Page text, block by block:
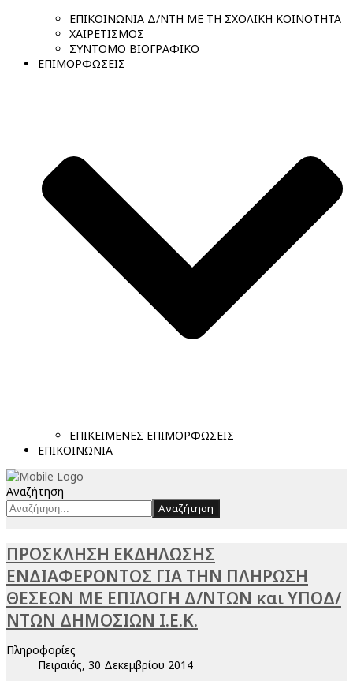
ΕΠΙΚΟΙΝΩΝΙΑ Δ/ΝΤΗ ΜΕ ΤΗ ΣΧΟΛΙΚΗ ΚΟΙΝΟΤΗΤΑ
ΧΑΙΡΕΤΙΣΜΟΣ
ΣΥΝΤΟΜΟ ΒΙΟΓΡΑΦΙΚΟ
ΕΠΙΜΟΡΦΩΣΕΙΣ
ΕΠΙΚΕΙΜΕΝΕΣ ΕΠΙΜΟΡΦΩΣΕΙΣ
ΕΠΙΚΟΙΝΩΝΙΑ
Αναζήτηση
Αναζήτηση
ΠΡΟΣΚΛΗΣΗ ΕΚΔΗΛΩΣΗΣ
ΕΝΔΙΑΦΕΡΟΝΤΟΣ ΓΙΑ ΤΗΝ ΠΛΗΡΩΣΗ
ΘΕΣΕΩΝ ΜΕ ΕΠΙΛΟΓΗ Δ/ΝΤΩΝ και ΥΠΟΔ/
ΝΤΩΝ ΔΗΜΟΣΙΩΝ Ι.Ε.Κ.
Πληροφορίες
Πειραιάς, 30 Δεκεμβρίου 2014